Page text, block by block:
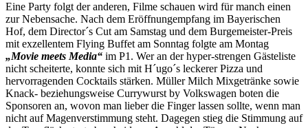
Eine Party folgt der anderen, Filme schauen wird für manch einen
zur Nebensache. Nach dem Eröffnungempfang im Bayerischen
Hof, dem Director´s Cut am Samstag und dem Burgemeister-Preis
mit exzellentem Flying Buffet am Sonntag folgte am Montag
„Movie meets Media“ im P1. Wer an der hyper-strengen Gästeliste
nicht scheiterte, konnte sich mit H´ugo´s leckerer Pizza und
hervorragenden Cocktails stärken. Müller Milch Mixgetränke sowie
Knack- beziehungsweise Currywurst by Volkswagen boten die
Sponsoren an, wovon man lieber die Finger lassen sollte, wenn man
nicht auf Magenverstimmung steht. Dagegen stieg die Stimmung auf